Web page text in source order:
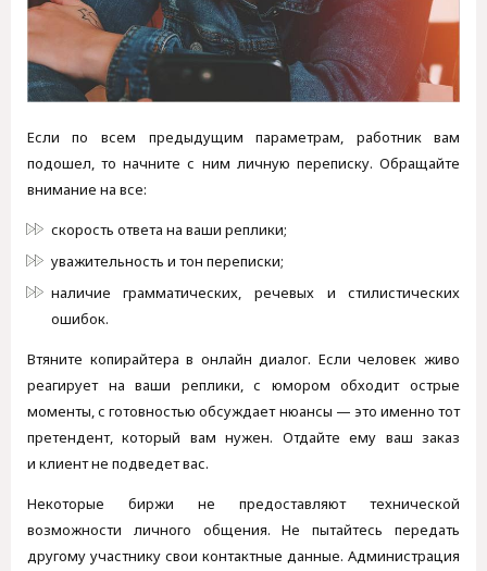
Если по всем предыдущим параметрам, работник вам
подошел, то начните с ним личную переписку. Обращайте
внимание на все:
скорость ответа на ваши реплики;
уважительность и тон переписки;
наличие грамматических, речевых и стилистических
ошибок.
Втяните копирайтера в онлайн диалог. Если человек живо
реагирует на ваши реплики, с юмором обходит острые
моменты, с готовностью обсуждает нюансы — это именно тот
претендент, который вам нужен. Отдайте ему ваш заказ
и клиент не подведет вас.
Некоторые биржи не предоставляют технической
возможности личного общения. Не пытайтесь передать
другому участнику свои контактные данные. Администрация